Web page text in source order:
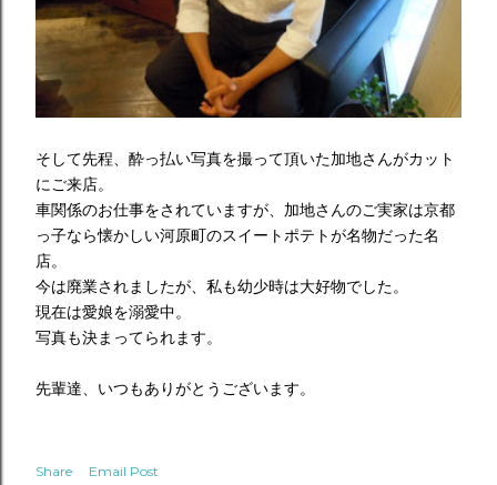
そして先程、酔っ払い写真を撮って頂いた加地さんがカット
にご来店。
車関係のお仕事をされていますが、加地さんのご実家は京都
っ子なら懐かしい河原町のスイートポテトが名物だった名
店。
今は廃業されましたが、私も幼少時は大好物でした。
現在は愛娘を溺愛中。
写真も決まってられます。
先輩達、いつもありがとうございます。
Share Email Post